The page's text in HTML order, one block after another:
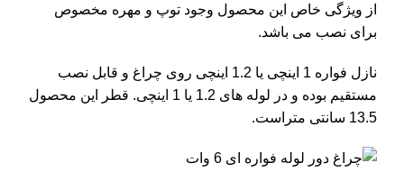
از ویژگی خاص این محصول وجود توپ و مهره مخصوص
برای نصب می باشد.
نازل فواره 1 اینچی یا 1.2 اینچی روی چراغ و قابل نصب
مستقیم بوده و در لوله های 1.2 یا 1 اینچی. قطر این محصول
13.5 سانتی متراست.